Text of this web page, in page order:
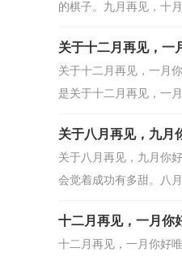
的棋子。九月再见，十
关于十二月再见，一
关于十二月再见，一月
是关于十二月再见，一
关于八月再见，九月
关于八月再见，九月你
会觉着成功有多甜。八
十二月再见，一月你
十二月再见，一月你好